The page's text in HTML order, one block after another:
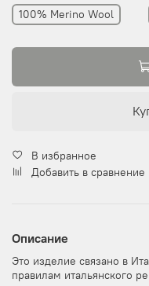
100% Merino Wool
В избранное
Добавить в сравнение
Описание
Это изделие связано в
правилам итальянского